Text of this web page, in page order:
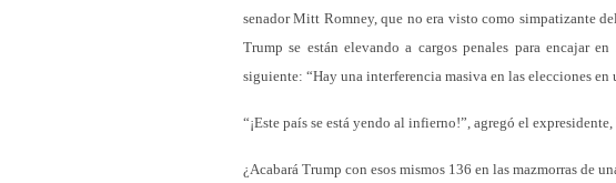
senador Mitt Romney, que no era visto como simpatizante
Trump se están elevando a cargos penales para encajar
siguiente: “Hay una interferencia masiva en las elecciones en
“¡Este país se está yendo al infierno!”, agregó el
¿Acabará Trump con esos mismos 136 en las mazmorras de